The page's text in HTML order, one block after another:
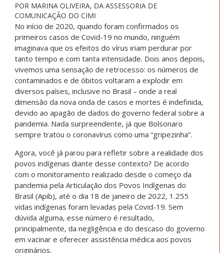
POR MARINA OLIVEIRA, DA ASSESSORIA DE
COMUNICAÇÃO DO CIMI
No início de 2020, quando foram confirmados os
primeiros casos de Covid-19 no mundo, ninguém
imaginava que os efeitos do vírus iriam perdurar por
tanto tempo e com tanta intensidade. Dois anos depois,
vivemos uma sensação de retrocesso: os números de
contaminados e de óbitos voltaram a explodir em
diversos países, inclusive no Brasil – onde a real
dimensão da nova onda de casos e mortes é indefinida,
devido ao apagão de dados do governo federal sobre a
pandemia. Nada surpreendente, já que Bolsonaro
sempre tratou o coronavírus como uma “gripezinha”.
Agora, você já parou para refletir sobre a realidade dos
povos indígenas diante desse contexto? De acordo
com o monitoramento realizado desde o começo da
pandemia pela Articulação dos Povos Indígenas do
Brasil (Apib), até o dia 18 de janeiro de 2022, 1.255
vidas indígenas foram levadas pela Covid-19. Sem
dúvida alguma, esse número é resultado,
principalmente, da negligência e do descaso do governo
em vacinar e oferecer assistência médica aos povos
originários.